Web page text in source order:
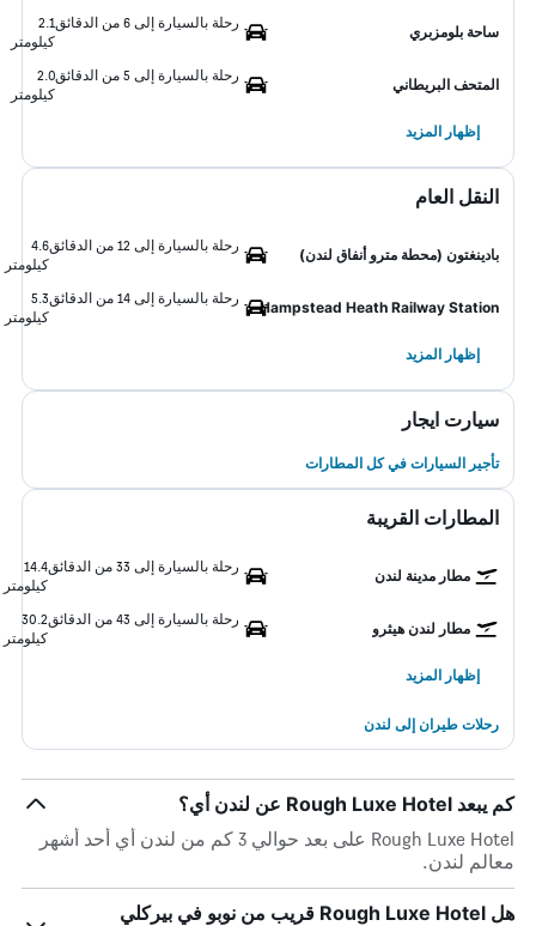
ساحة بلومزبري
رحلة بالسيارة إلى 6 من الدقائق
2.1
كيلومتر
المتحف البريطاني
رحلة بالسيارة إلى 5 من الدقائق
2.0
كيلومتر
إظهار المزيد
النقل العام
بادينغتون (محطة مترو أنفاق لندن)
رحلة بالسيارة إلى 12 من الدقائق
4.6
كيلومتر
Hampstead Heath Railway Station
رحلة بالسيارة إلى 14 من الدقائق
5.3
كيلومتر
إظهار المزيد
سيارت ايجار
تأجير السيارات في كل المطارات
المطارات القريبة
مطار مدينة لندن
رحلة بالسيارة إلى 33 من الدقائق
14.4
كيلومتر
مطار لندن هيثرو
رحلة بالسيارة إلى 43 من الدقائق
30.2
كيلومتر
إظهار المزيد
رحلات طيران إلى لندن
كم يبعد Rough Luxe Hotel عن لندن أي؟
Rough Luxe Hotel على بعد حوالي 3 كم من لندن أي أحد أشهر
معالم لندن.
هل Rough Luxe Hotel قريب من نوبو في بيركلي